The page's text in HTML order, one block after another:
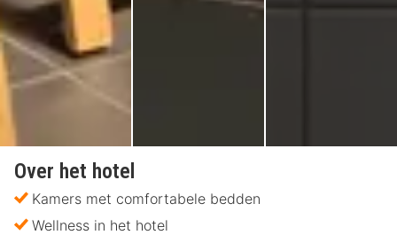
Over het hotel
Kamers met comfortabele bedden
Wellness in het hotel